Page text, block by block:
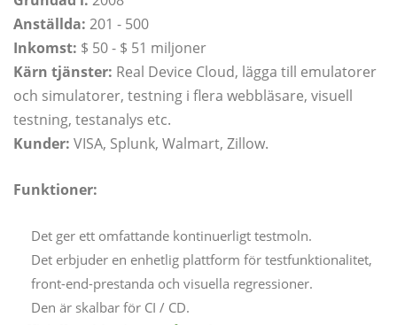
Anställda: 201 - 500
Inkomst: $ 50 - $ 51 miljoner
Kärn tjänster: Real Device Cloud, lägga till emulatorer
och simulatorer, testning i flera webbläsare, visuell
testning, testanalys etc.
Kunder: VISA, Splunk, Walmart, Zillow.
Funktioner:
Det ger ett omfattande kontinuerligt testmoln.
Det erbjuder en enhetlig plattform för testfunktionalitet,
front-end-prestanda och visuella regressioner.
Den är skalbar för CI / CD.